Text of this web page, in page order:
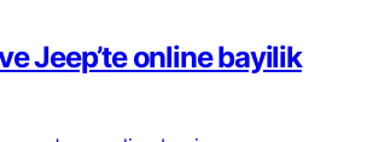
Jeep’te online bayilik